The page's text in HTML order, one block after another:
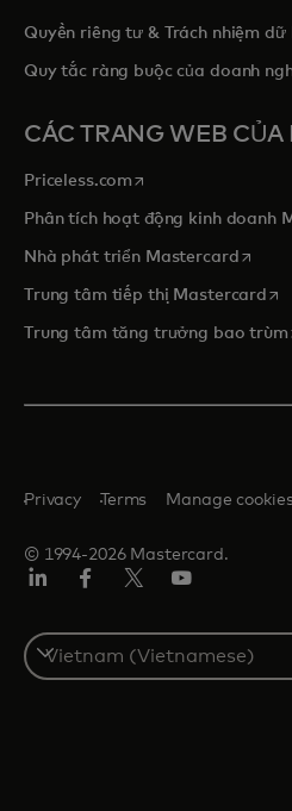
Quyền riêng tư & Trách nhiệm dữ
Quy tắc ràng buộc của doanh
CÁC TRANG WEB CỦA
Priceless.com opens in a new tab
Phân tích hoạt động kinh doanh
Nhà phát triển Mastercardopens
Trung tâm tiếp thị Mastercard
Trung tâm tăng trưởng bao trùm
© 1994-2026 Mastercard.
Privacy Terms Manage
Select
a
country